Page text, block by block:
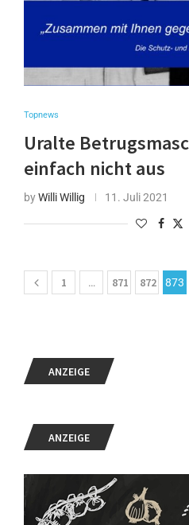
Topnews
Uralte
einfach nicht aus
byWilli Willig 11. Juli 2021
1 … 871 872 873
ANZEIGE
ANZEIGE